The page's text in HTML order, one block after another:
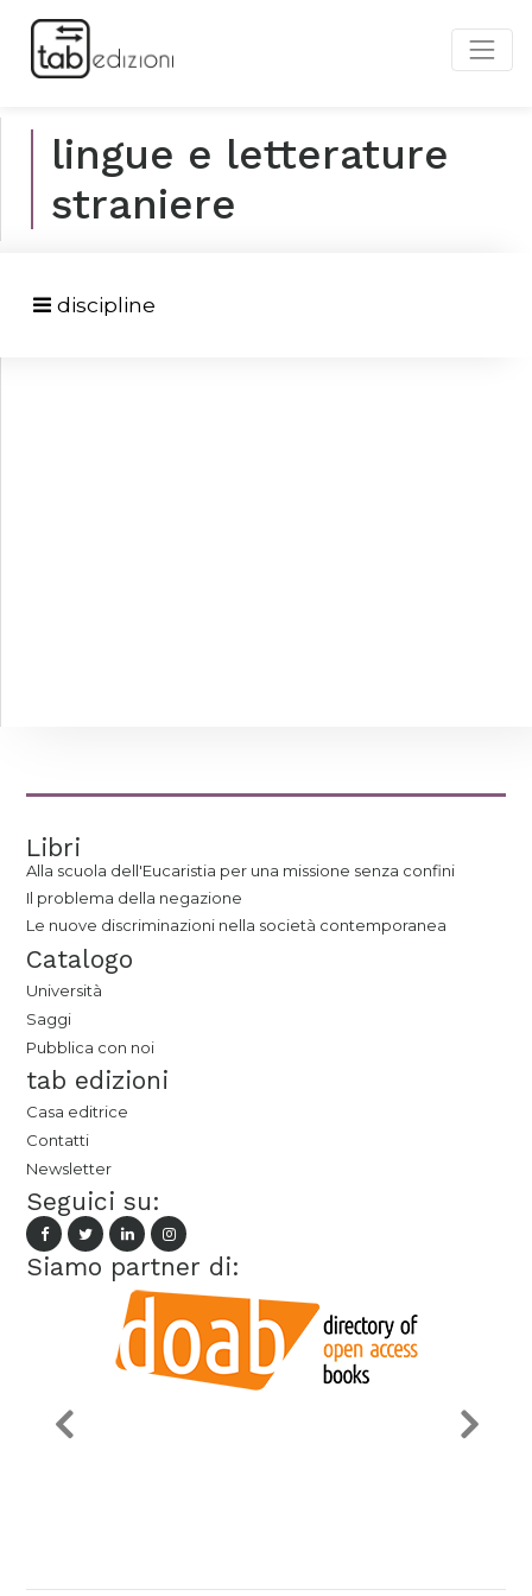
lingue e letterature
straniere
discipline
Libri
Alla scuola dell'Eucaristia per una missione senza confini
Il problema della negazione
Le nuove discriminazioni nella società contemporanea
Catalogo
Università
Saggi
Pubblica con noi
tab edizioni
Casa editrice
Contatti
Newsletter
Seguici su:
Siamo partner di: